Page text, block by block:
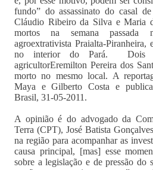
fundo” do assassinato do casal
Cláudio Ribeiro da Silva e Maria
mortos na semana passada
agroextrativista Praialta-Piranheira,
no interior do Pará. Dois
agricultorEremilton Pereira dos
morto no mesmo local. A
Maya e Gilberto Costa e
Brasil, 31-05-2011.
A opinião é do advogado da
Terra (CPT), José Batista
na região para acompanhar as
causa principal, [mas] esse
sobre a legislação e de pressão do